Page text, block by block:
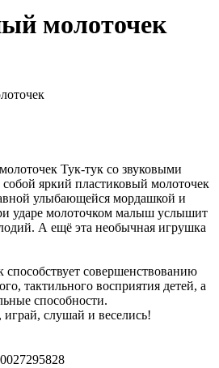
молоточек
Тук-тук со звуковыми
собой яркий пластиковый молоточек
улыбающейся мордашкой и
ударе молоточком малыш услышит
А ещё эта необычная игрушка
совершенствованию
тактильного восприятия детей, а
способности.
слушай и веселись!